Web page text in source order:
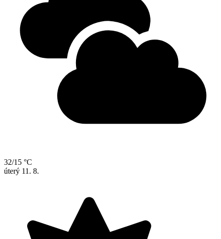
32/15 °C
úterý 11. 8.